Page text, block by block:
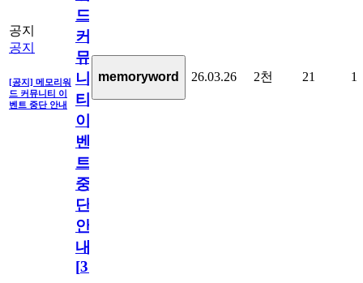
공지
공지
[공지] 메모리워
드 커뮤니티 이
벤트 중단 안내
드
커
뮤
니
티
이
벤
트
중
단
안
내
[31
memoryword 26.03.26 2천 21 1